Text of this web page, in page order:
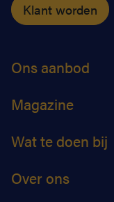
Klant worden
Ons aanbod
Magazine
Wat te doen bij
Over ons